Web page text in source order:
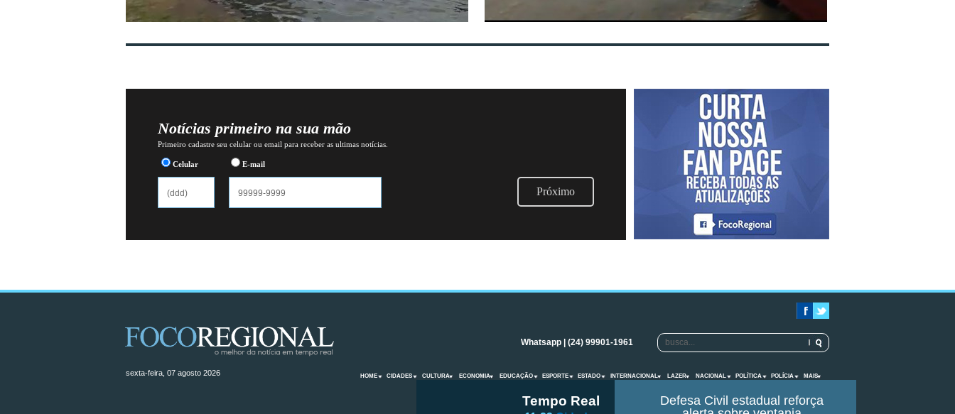
Notícias primeiro na sua mão
Primeiro cadastre seu celular ou email para receber as ultimas notícias.
Celular E-mail
Próximo
Tempo Real
Defesa Civil estadual reforça
sexta-feira, 07 agosto 2026
Whatsapp | (24) 99901-1961
HOME CIDADES CULTURA ECONOMIA EDUCAÇÃO ESPORTE ESTADO INTERNACIONAL LAZER NACIONAL POLÍTICA POLÍCIA MAIS